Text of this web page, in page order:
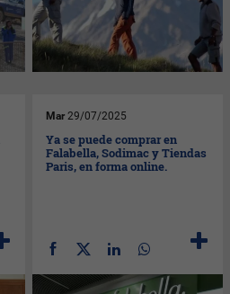
Mar 29/07/2025
Ya se puede comprar en
Falabella, Sodimac y Tiendas
Paris, en forma online.